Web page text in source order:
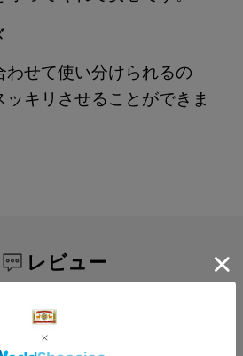
わせて使い分けられるの
キリさせることができま
レビュー
はありません。